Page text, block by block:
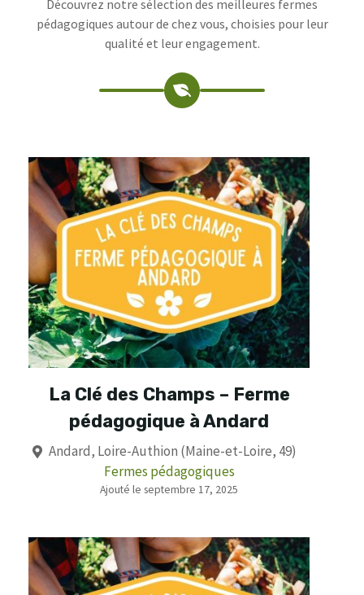
Découvrez notre sélection des meilleures fermes
pédagogiques autour de chez vous, choisies pour leur
qualité et leur engagement.
La Clé des Champs – Ferme
pédagogique à Andard
Andard, Loire-Authion (Maine-et-Loire, 49)
Fermes pédagogiques
Ajouté le septembre 17, 2025